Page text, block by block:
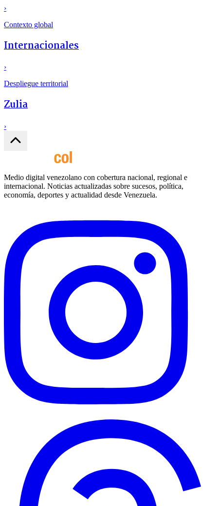
›
Contexto global
Internacionales
›
Despliegue territorial
Zulia
›
Medio digital venezolano con cobertura nacional, regional e
internacional. Noticias actualizadas sobre sucesos, política,
economía, deportes y actualidad desde Venezuela.